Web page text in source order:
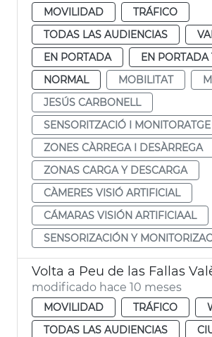
MOVILIDAD
TRÁFICO
TODAS LAS AUDIENCIAS
EN PORTADA
EN PORTADA
NORMAL
MOBILITAT
JESÚS CARBONELL
SENSORITZACIÓ I MONITORATGE
ZONES CÀRREGA I DESÀRREGA
ZONAS CARGA Y DESCARGA
CÀMERES VISIÓ ARTIFICIAL
CÁMARAS VISIÓN ARTIFICIAAL
SENSORIZACIÓN Y
Volta a Peu de las Fallas
modificado hace 10 meses
MOVILIDAD TRÁFICO
TODAS LAS AUDIENCIAS